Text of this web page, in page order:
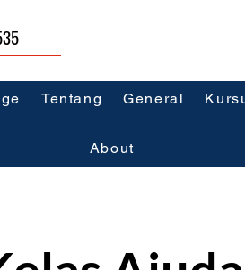
Tentang General
About